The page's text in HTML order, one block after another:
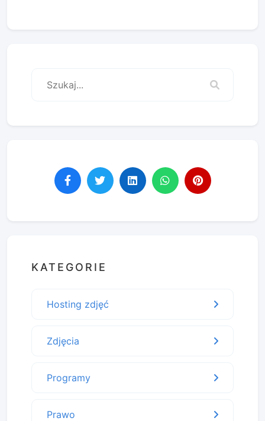
KATEGORIE
Hosting zdjęć
Zdjęcia
Programy
Prawo